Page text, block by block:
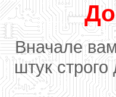
Вначале
штук